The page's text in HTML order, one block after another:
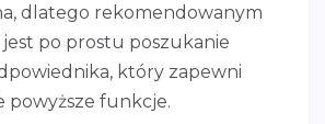
dlatego rekomendowanym
po prostu poszukanie
który zapewni
powyższe funkcje.